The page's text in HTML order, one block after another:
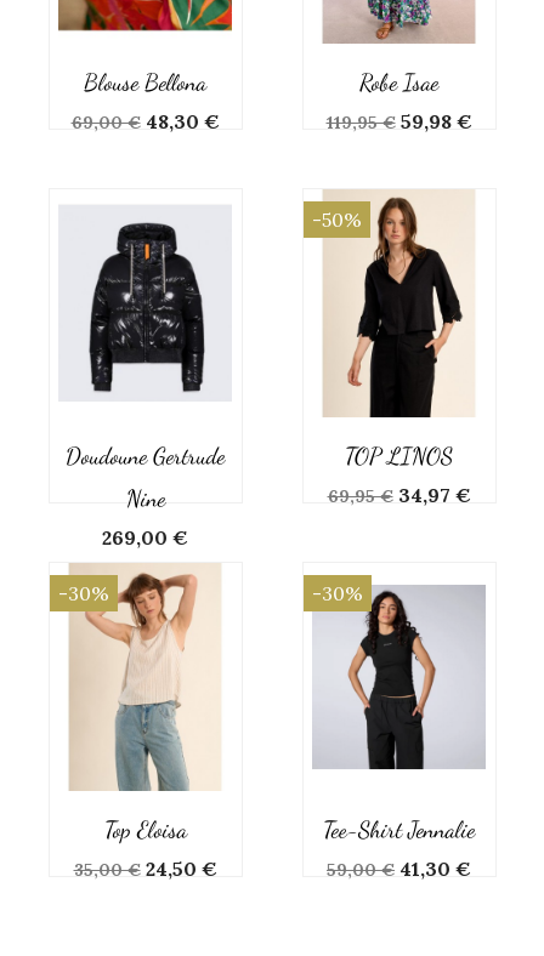
Blouse Bellona
Prix
69,00 € Prix
48,30 €
Robe Isae
Prix
119,95 € Prix
59,98 €
Doudoune Gertrude
Nine
Prix
269,00 €
TOP LINOS
Prix
69,95 € Prix
34,97 €
-50%
Top Eloisa
Prix
35,00 € Prix
24,50 €
-30%
Tee-Shirt Jennalie
Prix
59,00 € Prix
41,30 €
-30%